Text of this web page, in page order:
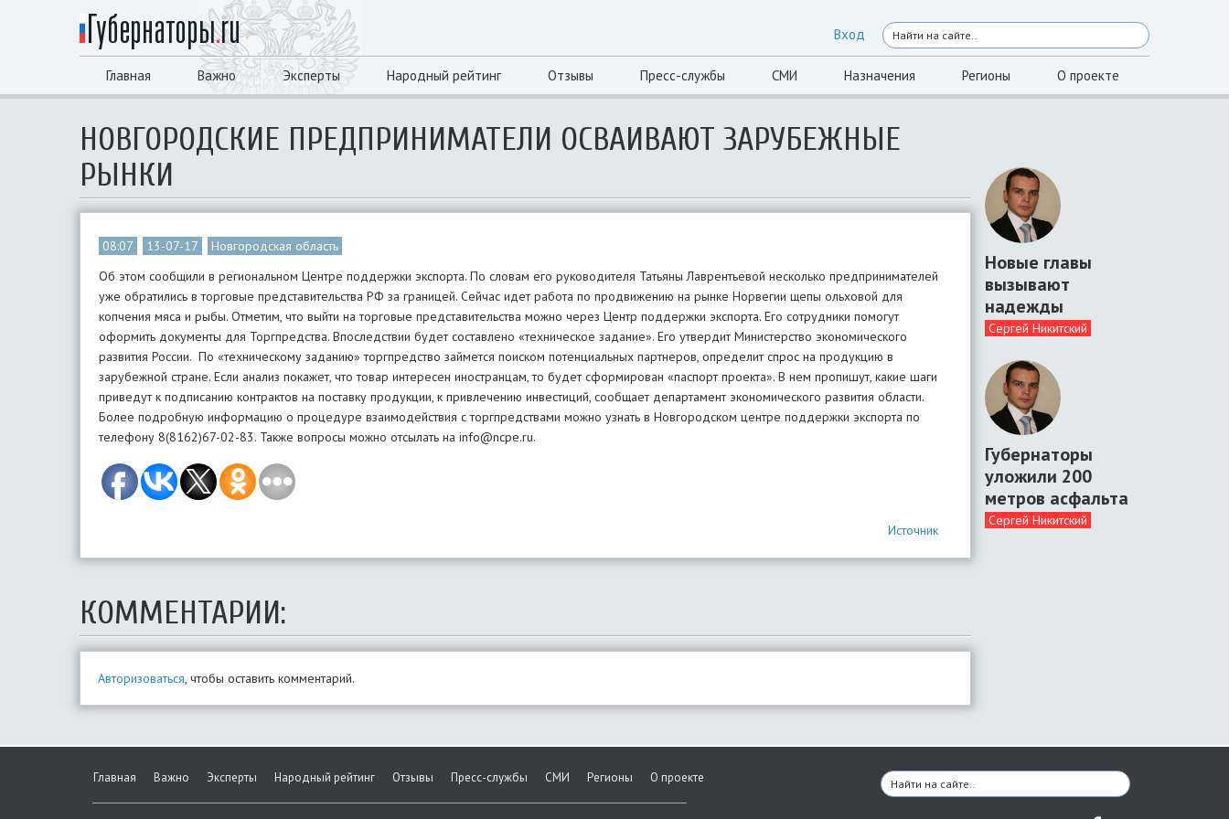
Вход
Главная Важно Эксперты Народный рейтинг Отзывы Пресс-службы СМИ Назначения Регионы О проекте
НОВГОРОДСКИЕ ПРЕДПРИНИМАТЕЛИ ОСВАИВАЮТ ЗАРУБЕЖНЫЕ
РЫНКИ
08:07 13-07-17
Новгородская область
Об этом сообщили в региональном Центре поддержки экспорта. По словам его руководителя Татьяны Лаврентьевой несколько предпринимателей
уже обратились в торговые представительства РФ за границей. Сейчас идет работа по продвижению на рынке Норвегии щепы ольховой для
копчения мяса и рыбы. Отметим, что выйти на торговые представительства можно через Центр поддержки экспорта. Его сотрудники помогут
оформить документы для Торгпредства. Впоследствии будет составлено «техническое задание». Его утвердит Министерство экономического
развития России. По «техническому заданию» торгпредство займется поиском потенциальных партнеров, определит спрос на продукцию в
зарубежной стране. Если анализ покажет, что товар интересен иностранцам, то будет сформирован «паспорт проекта». В нем пропишут, какие шаги
приведут к подписанию контрактов на поставку продукции, к привлечению инвестиций, сообщает департамент экономического развития области.
Более подробную информацию о процедуре взаимодействия с торгпредствами можно узнать в Новгородском центре поддержки экспорта по
телефону 8(8162)67-02-83. Также вопросы можно отсылать на info@ncpe.ru.
Источник
КОММЕНТАРИИ:
Авторизоваться, чтобы оставить комментарий.
Новые главы
вызывают
надежды
Сергей Никитский
Губернаторы
уложили 200
метров асфальта
Сергей Никитский
Главная Важно Эксперты Народный рейтинг Отзывы Пресс-службы СМИ Регионы О проекте